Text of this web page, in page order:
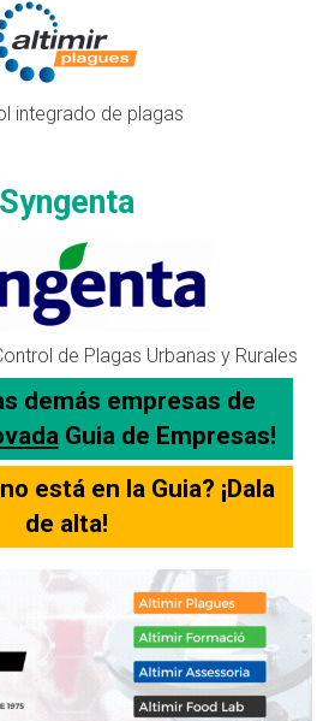
integrado de plagas
Syngenta
de Plagas Urbanas y Rurales
demás empresas de
Guia de Empresas!
está en la Guia? ¡Dala
de alta!